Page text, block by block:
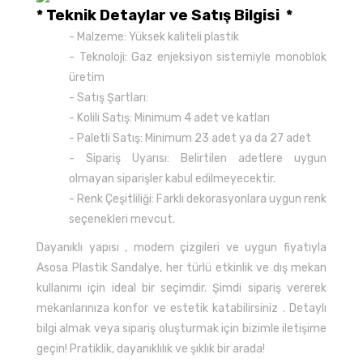
* Teknik Detaylar ve Satış Bilgisi *
- Malzeme: Yüksek kaliteli plastik
- Teknoloji: Gaz enjeksiyon sistemiyle monoblok
üretim
- Satış Şartları:
- Kolili Satış: Minimum 4 adet ve katları
- Paletli Satış: Minimum 23 adet ya da 27 adet
- Sipariş Uyarısı: Belirtilen adetlere uygun
olmayan siparişler kabul edilmeyecektir.
- Renk Çeşitliliği: Farklı dekorasyonlara uygun renk
seçenekleri mevcut.
Dayanıklı yapısı , modern çizgileri ve uygun fiyatıyla
Asosa Plastik Sandalye, her türlü etkinlik ve dış mekan
kullanımı için ideal bir seçimdir. Şimdi sipariş vererek
mekanlarınıza konfor ve estetik katabilirsiniz . Detaylı
bilgi almak veya sipariş oluşturmak için bizimle iletişime
geçin! Pratiklik, dayanıklılık ve şıklık bir arada!